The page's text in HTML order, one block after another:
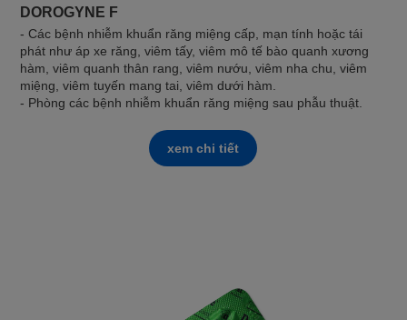
DOROGYNE F
- Các bệnh nhiễm khuẩn răng miệng cấp, mạn tính hoặc tái
phát như áp xe răng, viêm tấy, viêm mô tế bào quanh xương
hàm, viêm quanh thân rang, viêm nướu, viêm nha chu, viêm
miệng, viêm tuyến mang tai, viêm dưới hàm.
- Phòng các bệnh nhiễm khuẩn răng miệng sau phẫu thuật.
xem chi tiết